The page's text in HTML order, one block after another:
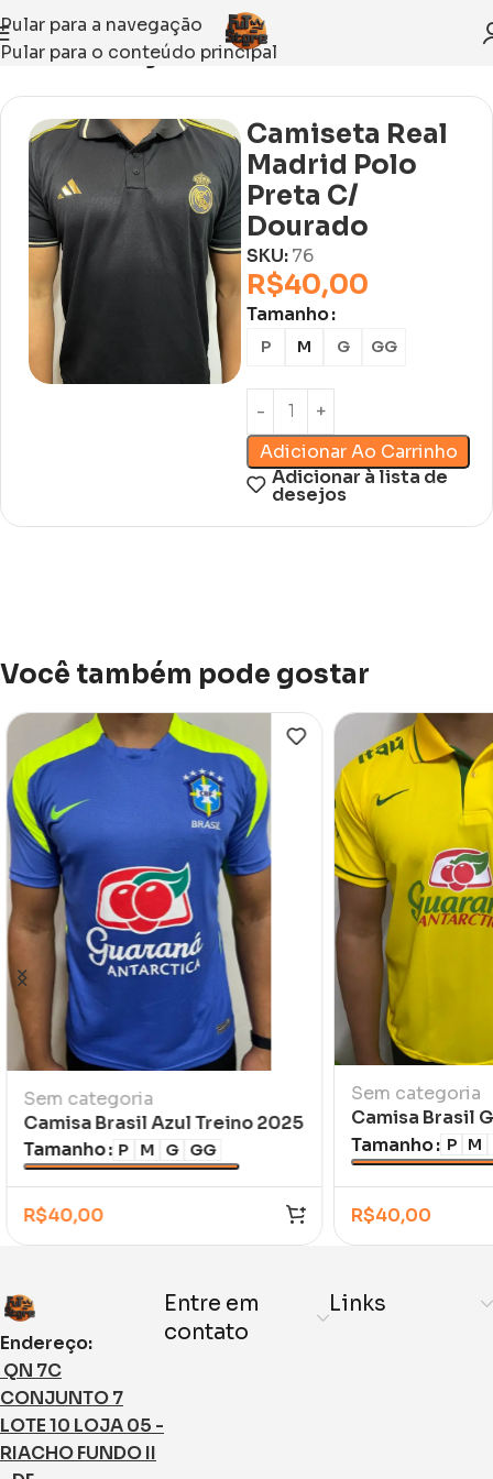
Pular para a navegação
Pular para o conteúdo principal
Início Sem categoria
Camiseta Real
Madrid Polo
Preta C/
Dourado
SKU:76
R$40,00
Tamanho
P M G GG
Adicionar Ao Carrinho
Adicionar à lista de
desejos
Você também pode gostar
Sem categoria
Camisa Brasil Azul Treino 2025
Tamanho
P M G GG
R$40,00
Sem categoria
Camisa Brasil
Amarela
Tamanho P M
R$40,00
Endereço:
QN 7C
CONJUNTO 7
LOTE 10 LOJA 05 -
RIACHO FUNDO II
Entre em
contato
Links